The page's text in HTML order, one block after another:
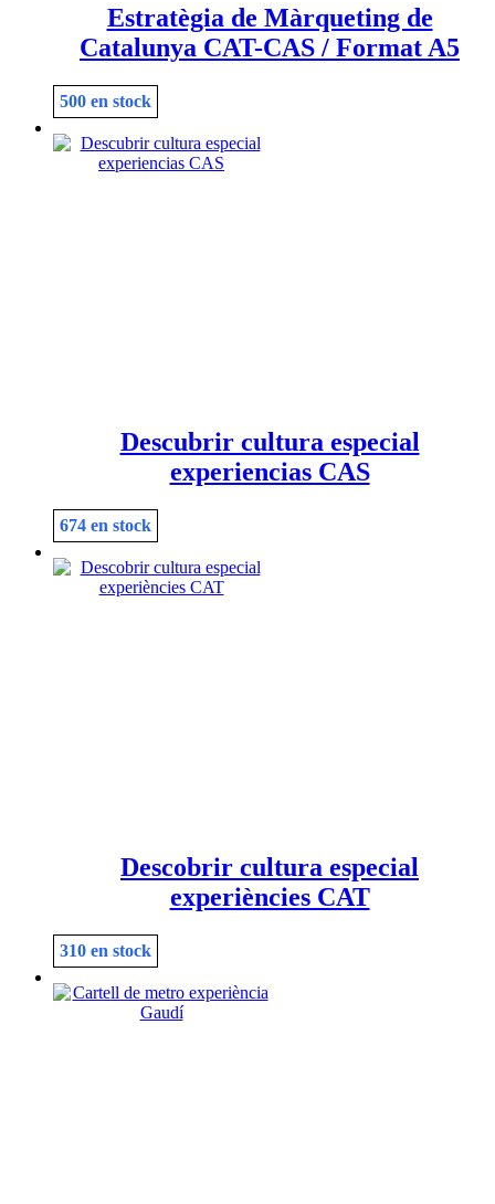
Estratègia de Màrqueting de
Catalunya CAT-CAS / Format A5
500 en stock
Descubrir cultura especial
experiencias CAS
674 en stock
Descobrir cultura especial
experiències CAT
310 en stock